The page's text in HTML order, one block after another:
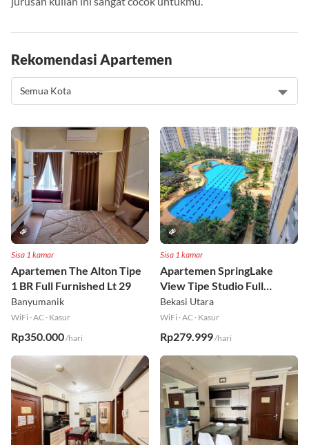
Rekomendasi Apartemen
Sisa 1 kamar
Apartemen The Alton Tipe
1 BR Full Furnished Lt 29
Banyumanik
WiFi ·AC · Kasur
Rp350.000/hari
Sisa 1 kamar
Apartemen SpringLake
View Tipe Studio Full
Furnished Lt 2
Bekasi Utara
WiFi ·AC · Kasur
Rp279.999/hari